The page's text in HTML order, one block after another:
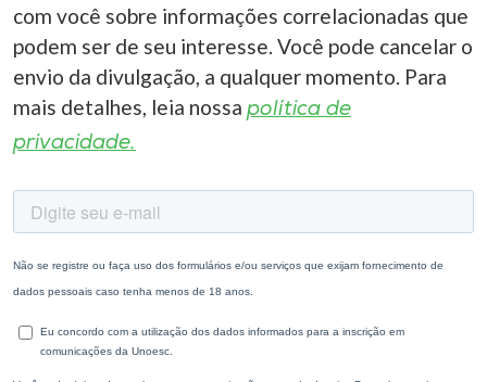
com você sobre informações correlacionadas que
podem ser de seu interesse. Você pode cancelar o
envio da divulgação, a qualquer momento. Para
mais detalhes, leia nossa política de
privacidade.